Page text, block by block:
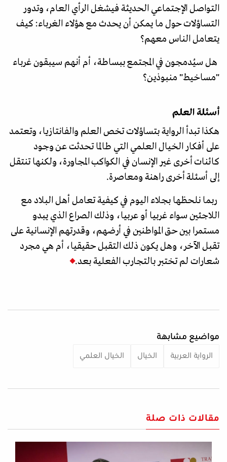
التواصل الإجتماعي الحديثة فيشغل الرأي العام، وتدور
التساؤلات حول ما يمكن أن يحدث مع هؤلاء الغرباء: كيف
يتعامل الناس معهم؟
هل سيُدمجون في المجتمع ببساطة، أم أنهم سيبقون غرباء
"مساخيط" منبوذين؟
أسئلة العلم
هكذا تبدأ الرواية بتساؤلات تخص العلم والفانتازيا، وتعتمد
على أفكار الخيال العلمي التي طالما تحدثت عن وجود
كائنات أخرى غير الإنسان في الكواكب المجاورة، ولكنها تنتقل
إلى أسئلة أخرى راهنة ومعاصرة.
ربما نلحظها بجلاء اليوم في كيفية تعامل أهل البلاد مع
اللاجئين سواء غربيا أو عربيا، وذلك الصراع الذي يبدو
مستمرا بين حق المواطنين في أرضهم، وقدرتهم الإنسانية على
تقبل الآخر، وهل يكون ذلك التقبل حقيقيا، أم هي مجرد
شعارات لم تختبر بالتجارب الفعلية بعد.
مواضيع مشابهة
الرواية العربية الخيال الخيال العلمي
مقالات ذات صلة